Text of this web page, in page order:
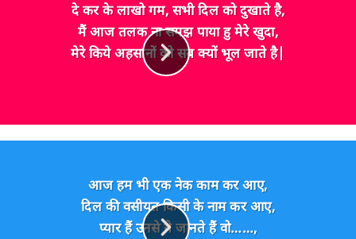
दे कर के लाखो गम, सभी दिल को दुखाते है,
मैं आज तलक ना समझ पाया हु मेरे खुदा,
मेरे किये अहसानों को सब क्यों भूल जाते है|
आज हम भी एक नेक काम कर आए,
दिल की वसीयत किसी के नाम कर आए,
प्यार हैं उनसे ये जानते हैं वो……,